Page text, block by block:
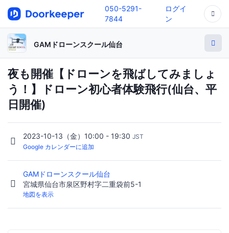
050-5291-
7844
ログイ
ン
GAMドローンスクール仙台
夜も開催【ドローンを飛ばしてみましょ
う！】ドローン初心者体験飛行(仙台、平
日開催)
2023-10-13（金）10:00 - 19:30 JST
Google カレンダーに追加
GAMドローンスクール仙台
宮城県仙台市泉区野村字二重袋前5-1
地図を表示